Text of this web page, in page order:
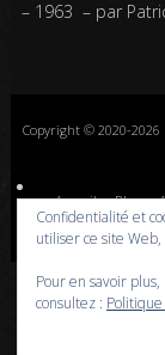
– 1963 – par
Copyright © 2020-2026
Accueil Blog
Livres
Liens
Confidentialité et
utiliser ce site
Pour en savoir
consultez :